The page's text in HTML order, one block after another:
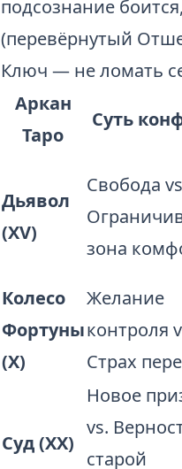
подсознание
(перевёрнутый
Ключ — не ломать
Аркан
Таро
Суть
Дьявол
(XV)
Свобода
зона
Колесо
Фортуны
(X)
Желание
контроля
Страх
Суд (XX)
Новое
vs.
старой